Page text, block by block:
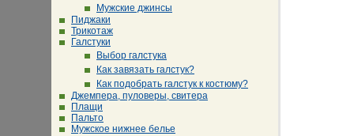
Мужские джинсы
Пиджаки
Трикотаж
Галстуки
Выбор галстука
Как завязать галстук?
Как подобрать галстук к костюму?
Джемпера, пуловеры, свитера
Плащи
Пальто
Мужское нижнее белье